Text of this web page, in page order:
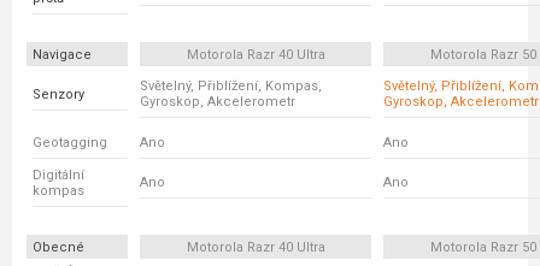
Navigace Motorola Razr 40 Ultra Motorola Razr 50
Senzory
Světelný, Přiblížení, Kompas,
Gyroskop, Akcelerometr
Světelný, Přiblížení,
Gyroskop, Akcelerometr
Geotagging Ano Ano
Digitální
kompas
Ano Ano
Obecné Motorola Razr 40 Ultra
Motorola Razr 50